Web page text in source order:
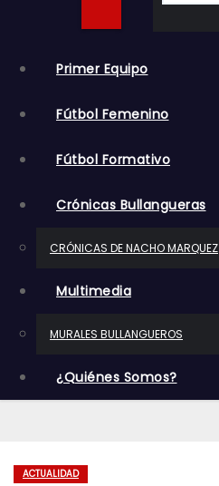
Primer Equipo
Fútbol Femenino
Fútbol Formativo
Crónicas Bullangueras
CRÓNICAS DE NACHO MARQUEZ
Multimedia
MURALES BULLANGUEROS
¿Quiénes Somos?
ACTUALIDAD